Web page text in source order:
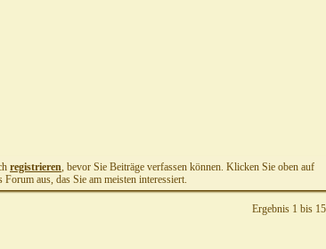
registrieren, bevor Sie Beiträge verfassen können. Klicken Sie oben auf
aus, das Sie am meisten interessiert.
Ergebnis 1 bis